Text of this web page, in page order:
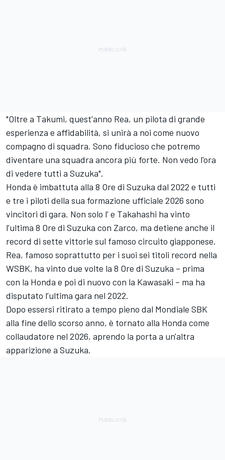
"Oltre a Takumi, quest'anno Rea, un pilota di grande
esperienza e affidabilità, si unirà a noi come nuovo
compagno di squadra. Sono fiducioso che potremo
diventare una squadra ancora più forte. Non vedo l'ora
di vedere tutti a Suzuka".
Honda è imbattuta alla 8 Ore di Suzuka dal 2022 e tutti
e tre i piloti della sua formazione ufficiale 2026 sono
vincitori di gara. Non solo l’ e Takahashi ha vinto
l’ultima 8 Ore di Suzuka con Zarco, ma detiene anche il
record di sette vittorie sul famoso circuito giapponese.
Rea, famoso soprattutto per i suoi sei titoli record nella
WSBK, ha vinto due volte la 8 Ore di Suzuka – prima
con la Honda e poi di nuovo con la Kawasaki – ma ha
disputato l’ultima gara nel 2022.
Dopo essersi ritirato a tempo pieno dal Mondiale SBK
alla fine dello scorso anno, è tornato alla Honda come
collaudatore nel 2026, aprendo la porta a un'altra
apparizione a Suzuka.